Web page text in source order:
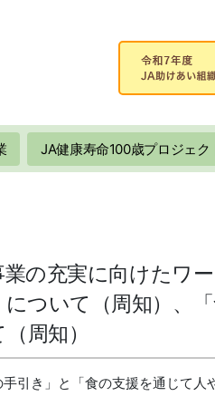
JA健康寿命100歳プロジェク
の充実に向けたワ
ついて（周知）、
周知）
引き」と「食の支援を通じて